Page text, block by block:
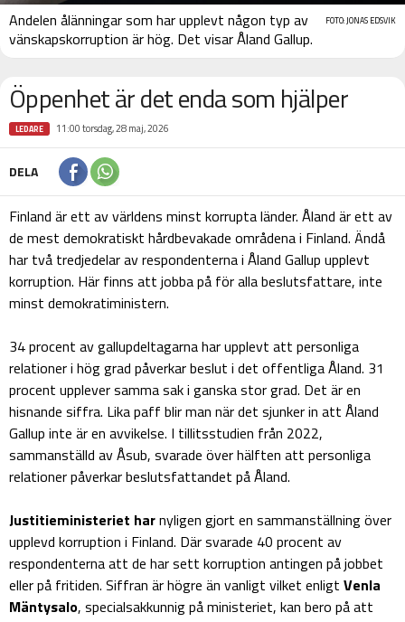
FOTO: JONAS EDSVIK
Andelen ålänningar som har upplevt någon typ av
vänskapskorruption är hög. Det visar Åland Gallup.
Öppenhet är det enda som hjälper
LEDARE 11:00 torsdag, 28 maj, 2026
DELA
Finland är ett av världens minst korrupta länder. Åland är ett av
de mest demokratiskt hårdbevakade områdena i Finland. Ändå
har två tredjedelar av respondenterna i Åland Gallup upplevt
korruption. Här finns att jobba på för alla beslutsfattare, inte
minst demokratiministern.
34 procent av gallupdeltagarna har upplevt att personliga
relationer i hög grad påverkar beslut i det offentliga Åland. 31
procent upplever samma sak i ganska stor grad. Det är en
hisnande siffra. Lika paff blir man när det sjunker in att Åland
Gallup inte är en avvikelse. I tillitsstudien från 2022,
sammanställd av Åsub, svarade över hälften att personliga
relationer påverkar beslutsfattandet på Åland.
Justitieministeriet harnyligen gjort en sammanställning över
upplevd korruption i Finland. Där svarade 40 procent av
respondenterna att de har sett korruption antingen på jobbet
eller på fritiden. Siffran är högre än vanligt vilket enligt Venla
Mäntysalo, specialsakkunnig på ministeriet, kan bero på att